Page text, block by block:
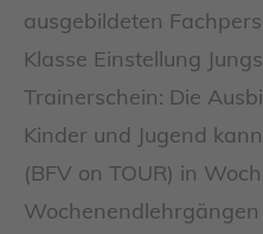
ausgebildeten
Klasse Einstellung
Trainerschein: Die
Kinder und Jugend
(BFV on TOUR) in